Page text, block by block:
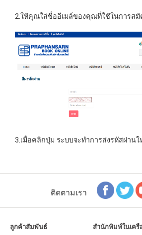
2.ให้คุณใส่ชื่ออีเมล์ของคุณที่ใช้ในการสมั
3.เมื่อคลิกปุ่ม ระบบจะทำการส่งรหัสผ่าน
ติดตามเรา
ลูกค้าสัมพันธ์ สำนักพิมพ์ในเครื